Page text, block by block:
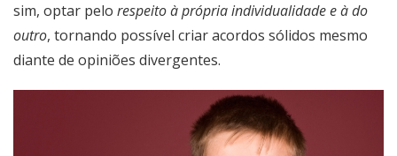
sim, optar pelo respeito à própria individualidade e à do
outro, tornando possível criar acordos sólidos mesmo
diante de opiniões divergentes.